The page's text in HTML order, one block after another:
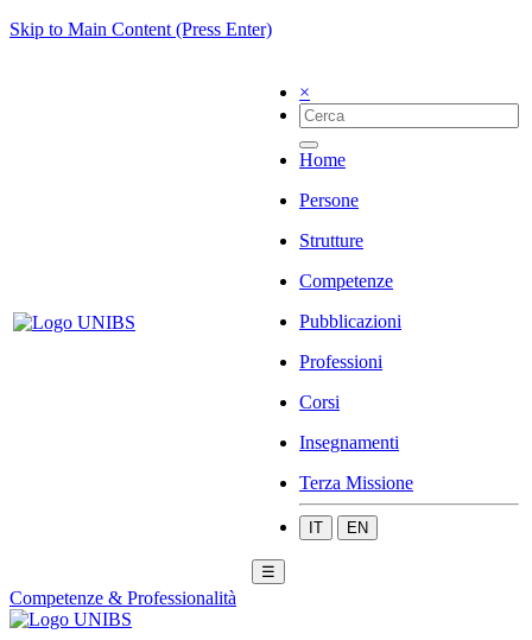
Skip to Main Content (Press Enter)
×
Home
Persone
Strutture
Competenze
Pubblicazioni
Professioni
Corsi
Insegnamenti
Terza Missione
IT EN
☰
Competenze & Professionalità